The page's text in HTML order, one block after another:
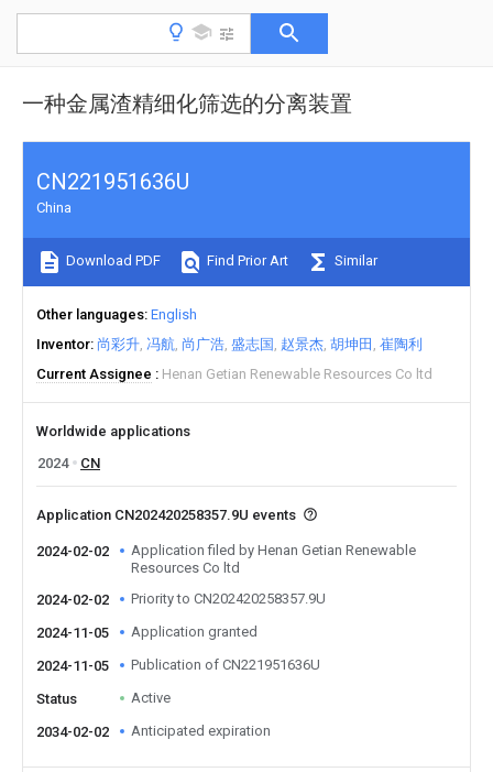
一种金属渣精细化筛选的分离装置
CN221951636U
China
Download PDF Find Prior Art Similar
Other languages English
Inventor 尚彩升 冯航 尚广浩 盛志国 赵景杰 胡坤田 崔陶利
Current Assignee
Henan Getian Renewable Resources Co ltd
Worldwide applications
2024
CN
Application CN202420258357.9U events
2024-02-02
Application filed by Henan Getian Renewable
Resources Co ltd
2024-02-02
Priority to CN202420258357.9U
2024-11-05 Application granted
2024-11-05 Publication of CN221951636U
Status Active
2034-02-02 Anticipated expiration